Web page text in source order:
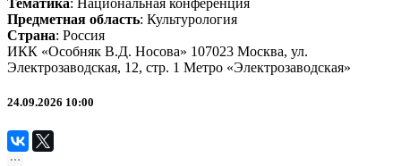
Тематика: Национальная конференция
Предметная область: Культурология
Страна: Россия
ИКК «Особняк В.Д. Носова» 107023 Москва, ул.
Электрозаводская, 12, стр. 1 Метро «Электрозаводская»
24.09.2026 10:00